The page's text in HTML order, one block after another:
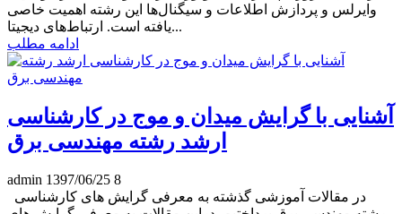
وایرلس و پردازش اطلاعات و سیگنال‌ها این رشته اهمیت خاصی
یافته است. ارتباط‌های دیجیتا...
ادامه مطلب
آشنایی با گرایش میدان و موج در کارشناسی
ارشد رشته مهندسی برق
admin 1397/06/25 8